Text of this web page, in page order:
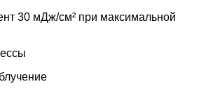
30 мДж/см² при максимальной